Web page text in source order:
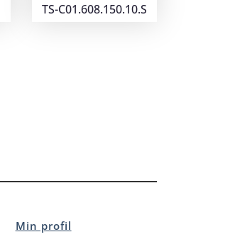
TS-C01.608.150.10.S
Min profil